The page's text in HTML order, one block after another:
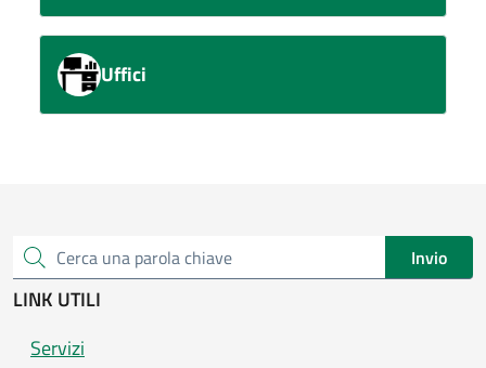
Uffici
Cerca una parola chiave Invio
LINK UTILI
Servizi